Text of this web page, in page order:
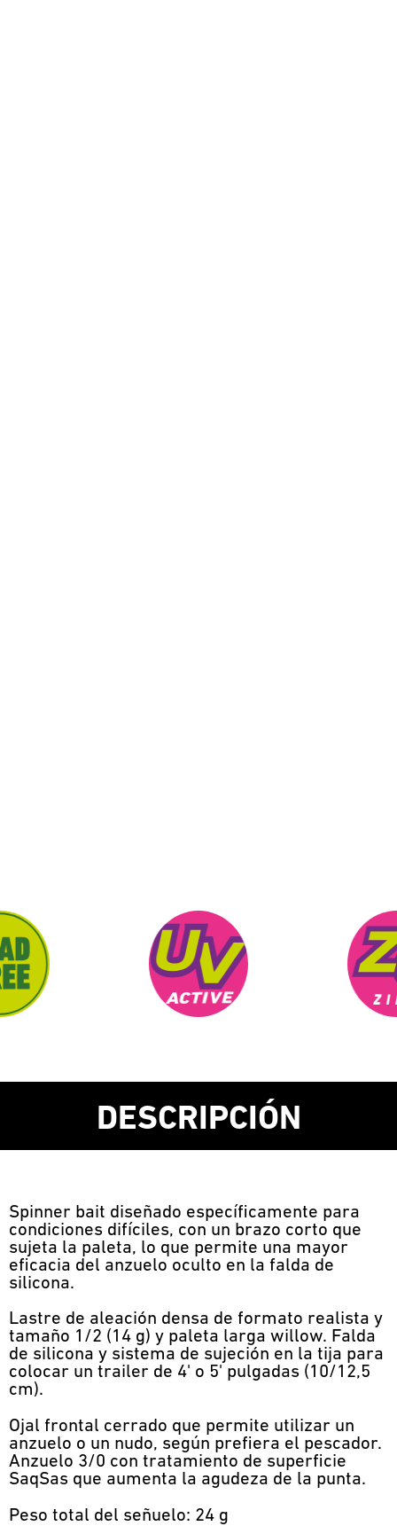
DESCRIPCIÓN
Spinner bait diseñado específicamente para
condiciones difíciles, con un brazo corto que
sujeta la paleta, lo que permite una mayor
eficacia del anzuelo oculto en la falda de
silicona.
Lastre de aleación densa de formato realista y
tamaño 1/2 (14 g) y paleta larga willow. Falda
de silicona y sistema de sujeción en la tija para
colocar un trailer de 4' o 5' pulgadas (10/12,5
cm).
Ojal frontal cerrado que permite utilizar un
anzuelo o un nudo, según prefiera el pescador.
Anzuelo 3/0 con tratamiento de superficie
SaqSas que aumenta la agudeza de la punta.
Peso total del señuelo: 24 g